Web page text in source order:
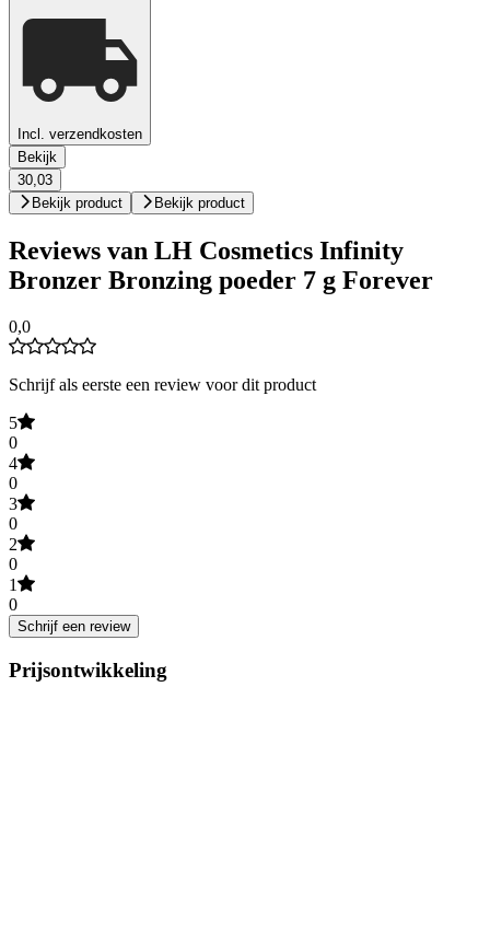
Incl. verzendkosten
Bekijk
30,03
Bekijk product
Bekijk product
Reviews van LH Cosmetics Infinity
Bronzer Bronzing poeder 7 g Forever
0,0
Schrijf als eerste een review voor dit product
5
0
4
0
3
0
2
0
1
0
Schrijf een review
Prijsontwikkeling